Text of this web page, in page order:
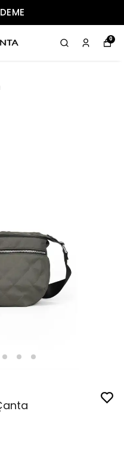
ÜCRETSIZ KARGO
0